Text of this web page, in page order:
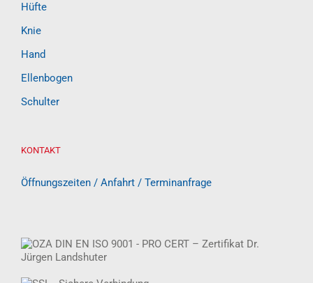
Hüfte
Knie
Hand
Ellenbogen
Schulter
KONTAKT
Öffnungszeiten / Anfahrt / Terminanfrage